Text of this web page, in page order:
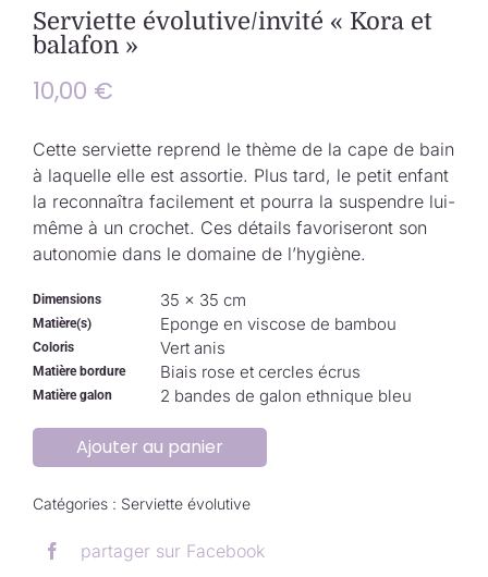
Collection de Noël
Nous contacter
Panier
Serviette évolutive/invité « Kora et
balafon »
10,00 €
Cette serviette reprend le thème de la cape de bain
à laquelle elle est assortie. Plus tard, le petit enfant
la reconnaîtra facilement et pourra la suspendre lui-
même à un crochet. Ces détails favoriseront son
autonomie dans le domaine de l’hygiène.
Dimensions 35 × 35 cm
Matière(s) Eponge en viscose de bambou
Coloris Vert anis
Matière bordure Biais rose et cercles écrus
Matière galon 2 bandes de galon ethnique bleu
Ajouter au panier
Catégories : Serviette évolutive
partager sur Facebook